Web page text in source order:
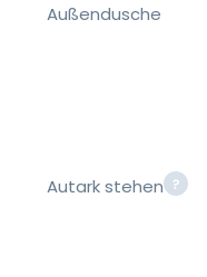
Außendusche
Autark stehen